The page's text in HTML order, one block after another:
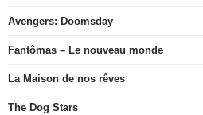
Avengers: Doomsday
Fantômas – Le nouveau monde
La Maison de nos rêves
The Dog Stars